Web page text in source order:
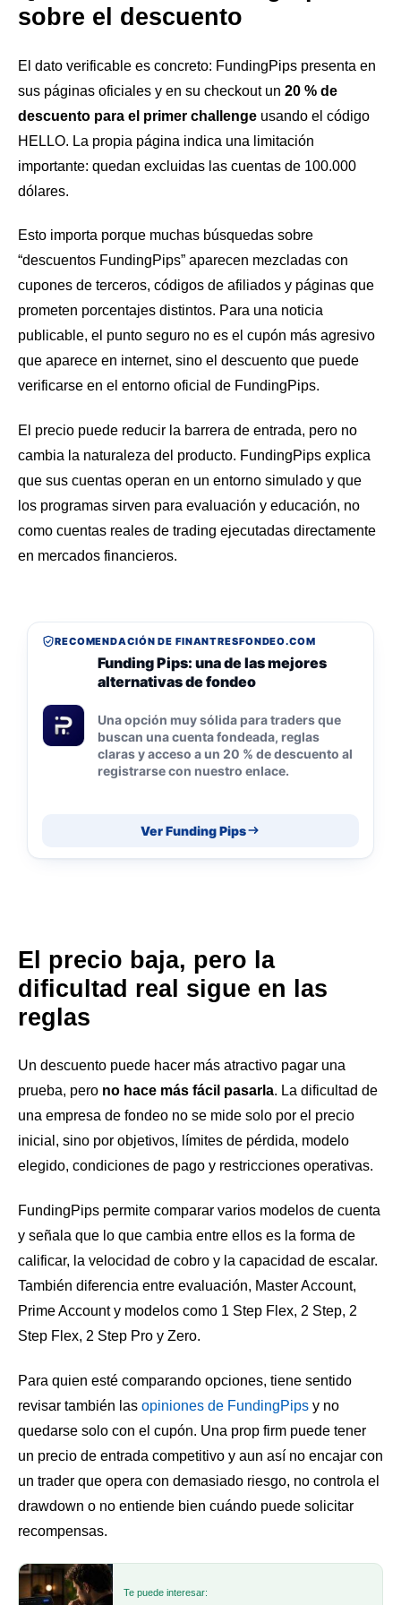
sobre el descuento
El dato verificable es concreto: FundingPips presenta en
sus páginas oficiales y en su checkout un 20 % de
descuento para el primer challenge usando el código
HELLO. La propia página indica una limitación
importante: quedan excluidas las cuentas de 100.000
dólares.
Esto importa porque muchas búsquedas sobre
“descuentos FundingPips” aparecen mezcladas con
cupones de terceros, códigos de afiliados y páginas que
prometen porcentajes distintos. Para una noticia
publicable, el punto seguro no es el cupón más agresivo
que aparece en internet, sino el descuento que puede
verificarse en el entorno oficial de FundingPips.
El precio puede reducir la barrera de entrada, pero no
cambia la naturaleza del producto. FundingPips explica
que sus cuentas operan en un entorno simulado y que
los programas sirven para evaluación y educación, no
como cuentas reales de trading ejecutadas directamente
en mercados financieros.
RECOMENDACIÓN DE FINANTRESFONDEO.COM
Funding Pips: una de las mejores
alternativas de fondeo
Una opción muy sólida para traders que
buscan una cuenta fondeada, reglas
claras y acceso a un 20 % de descuento al
registrarse con nuestro enlace.
Ver Funding Pips
El precio baja, pero la
dificultad real sigue en las
reglas
Un descuento puede hacer más atractivo pagar una
prueba, pero no hace más fácil pasarla. La dificultad de
una empresa de fondeo no se mide solo por el precio
inicial, sino por objetivos, límites de pérdida, modelo
elegido, condiciones de pago y restricciones operativas.
FundingPips permite comparar varios modelos de cuenta
y señala que lo que cambia entre ellos es la forma de
calificar, la velocidad de cobro y la capacidad de escalar.
También diferencia entre evaluación, Master Account,
Prime Account y modelos como 1 Step Flex, 2 Step, 2
Step Flex, 2 Step Pro y Zero.
Para quien esté comparando opciones, tiene sentido
revisar también las opiniones de FundingPips y no
quedarse solo con el cupón. Una prop firm puede tener
un precio de entrada competitivo y aun así no encajar con
un trader que opera con demasiado riesgo, no controla el
drawdown o no entiende bien cuándo puede solicitar
recompensas.
Te puede interesar: